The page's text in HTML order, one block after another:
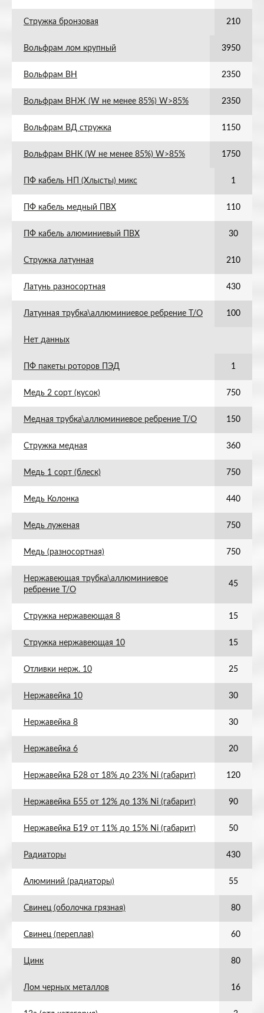
Стружка бронзовая 210
Вольфрам лом крупный 3950
Вольфрам ВН 2350
Вольфрам ВНЖ (W не менее 85%) W>85% 2350
Вольфрам ВД стружка 1150
Вольфрам ВНК (W не менее 85%) W>85% 1750
ПФ кабель НП (Хлысты) микс 1
ПФ кабель медный ПВХ 110
ПФ кабель алюминиевый ПВХ 30
Стружка латунная 210
Латунь разносортная 430
Латунная трубка\аллюминиевое ребрение Т/О 100
Нет данных
ПФ пакеты роторов ПЭД 1
Медь 2 сорт (кусок) 750
Медная трубка\аллюминиевое ребрение Т/О 150
Стружка медная 360
Медь 1 сорт (блеск) 750
Медь Колонка 440
Медь луженая 750
Медь (разносортная) 750
Нержавеющая трубка\аллюминиевое
ребрение Т/О
45
Стружка нержавеющая 8 15
Стружка нержавеющая 10 15
Отливки нерж. 10 25
Нержавейка 10 30
Нержавейка 8 30
Нержавейка 6 20
Нержавейка Б28 от 18% до 23% Ni (габарит) 120
Нержавейка Б55 от 12% до 13% Ni (габарит) 90
Нержавейка Б19 от 11% до 15% Ni (габарит) 50
Радиаторы 430
Алюминий (радиаторы) 55
Свинец (оболочка грязная) 80
Свинец (переплав) 60
Цинк 80
Лом черных металлов 16